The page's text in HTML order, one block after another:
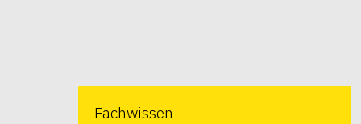
Fachwissen